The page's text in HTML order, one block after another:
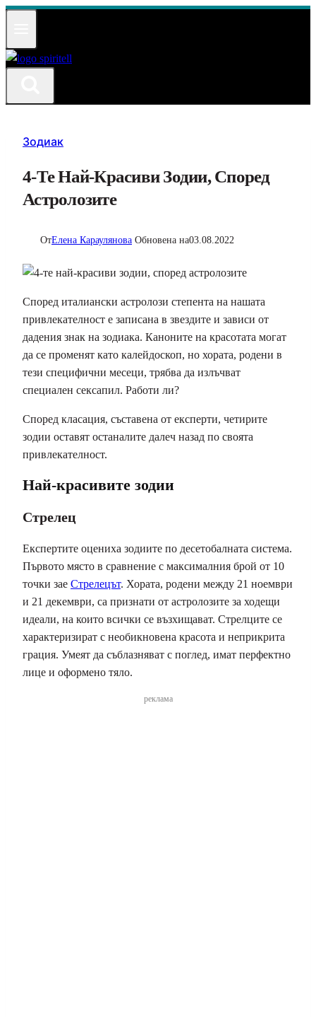
Към
Зодиак
4-Те Най-Красиви Зодии, Според
Астролозите
ОтЕлена Караулянова Обновена на03.08.2022
Според италиански астролози степента на нашата
привлекателност е записана в звездите и зависи от
дадения знак на зодиака. Каноните на красотата могат
да се променят като калейдоскоп, но хората, родени в
тези специфични месеци, трябва да излъчват
специален сексапил. Работи ли?
Според класация, съставена от експерти, четирите
зодии оставят останалите далеч назад по своята
привлекателност.
Най-красивите зодии
Стрелец
Експертите оцениха зодиите по десетобалната система.
Първото място в сравнение с максималния брой от 10
точки зае Стрелецът. Хората, родени между 21 ноември
и 21 декември, са признати от астролозите за ходещи
идеали, на които всички се възхищават. Стрелците се
характеризират с необикновена красота и неприкрита
грация. Умеят да съблазняват с поглед, имат перфектно
лице и оформено тяло.
реклама